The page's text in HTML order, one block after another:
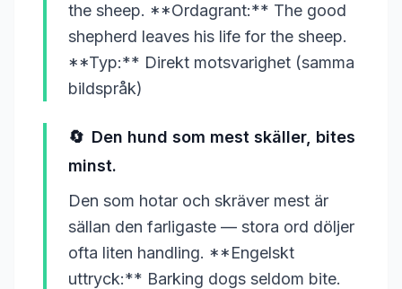
the sheep. **Ordagrant:** The good
shepherd leaves his life for the sheep.
**Typ:** Direkt motsvarighet (samma
bildspråk)
🔄 Den hund som mest skäller, bites
minst.
Den som hotar och skräver mest är
sällan den farligaste — stora ord döljer
ofta liten handling. **Engelskt
uttryck:** Barking dogs seldom bite.